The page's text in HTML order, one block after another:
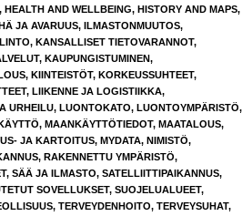
, HEALTH AND WELLBEING, HISTORY AND MAPS,
JA AVARUUS, ILMASTONMUUTOS,
, KANSALLISET TIETOVARANNOT,
, KAUPUNGISTUMINEN,
, KIINTEISTÖT, KORKEUSSUHTEET,
, LIIKENNE JA LOGISTIIKKA,
URHEILU, LUONTOKATO, LUONTOYMPÄRISTÖ,
, MAANKÄYTTÖTIEDOT, MAATALOUS,
JA KARTOITUS, MYDATA, NIMISTÖ,
, RAKENNETTU YMPÄRISTÖ,
, SÄÄ JA ILMASTO, SATELLIITTIPAIKANNUS,
SOVELLUKSET, SUOJELUALUEET,
, TERVEYDENHOITO, TERVEYSUHAT,